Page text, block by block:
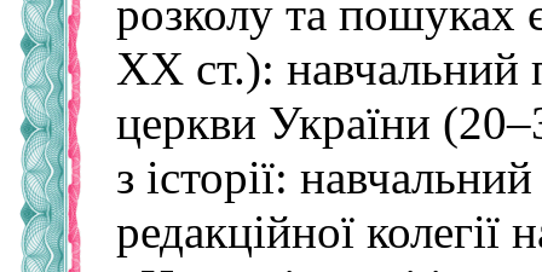
розколу та пошуках
ХХ ст.): навчальний
церкви України
з історії:
редакційної